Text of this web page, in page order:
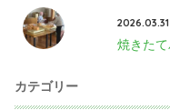
2026.03.31
焼きた
カテゴリー